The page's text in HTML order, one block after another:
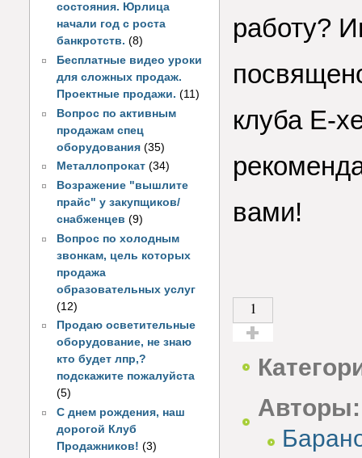
состояния. Юрлица
начали год с роста
банкротств. (8)
Бесплатные видео уроки
для сложных продаж.
Проектные продажи. (11)
Вопрос по активным
продажам спец
оборудования (35)
Металлопрокат (34)
Возражение "вышлите
прайс" у закупщиков/
снабженцев (9)
Вопрос по холодным
звонкам, цель которых
продажа
образовательных услуг
(12)
Продаю осветительные
оборудование, не знаю
кто будет лпр,?
подскажите пожалуйста
(5)
С днем рождения, наш
дорогой Клуб
Продажников! (3)
работу?
клуба E-
вами!
1
Авторы: